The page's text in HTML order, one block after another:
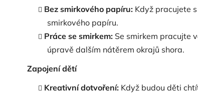
Bez smirkového papíru: Když pracujete
smirkového papíru.
Práce se smirkem:Se smirkem pracujte
úpravě dalším nátěrem okrajů shora.
Zapojení dětí
Kreativní dotvoření: Když budou děti